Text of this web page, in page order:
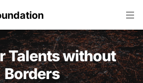
Talents without
Borders